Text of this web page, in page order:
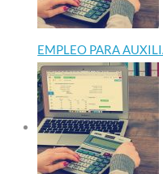
EMPLEO PARA